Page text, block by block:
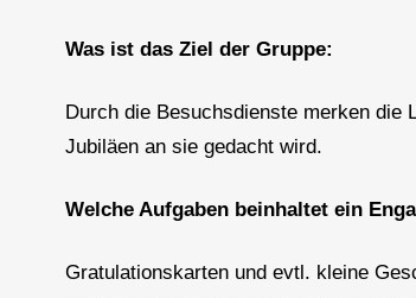
Was ist das Ziel der Gruppe:
Durch die Besuchsdienste merken die
Jubiläen an sie gedacht wird.
Welche Aufgaben beinhaltet ein
Gratulationskarten und evtl. kleine